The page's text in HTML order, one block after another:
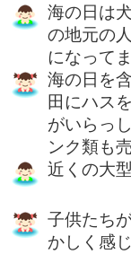
海の日は
の地元の
になって
海の日を
田にハス
がいらっ
ンク類も
近くの大
子供たち
かしく感